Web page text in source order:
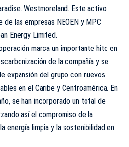
Westmoreland. Este activo
de las empresas NEOEN y MPC
Energy Limited.
marca un importante hito en
de la compañía y se
expansión del grupo con nuevos
en el Caribe y Centroamérica. En
se han incorporado un total de
así el compromiso de la
energía limpia y la sostenibilidad en